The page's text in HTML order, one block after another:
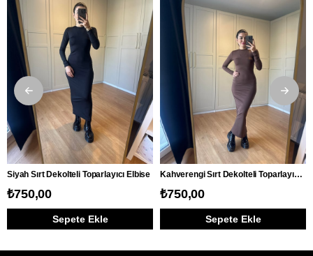
Siyah Sırt Dekolteli Toparlayıcı Elbise
₺750,00
Sepete Ekle
Kahverengi Sırt Dekolteli Toparlayıcı Elbise
₺750,00
Sepete Ekle